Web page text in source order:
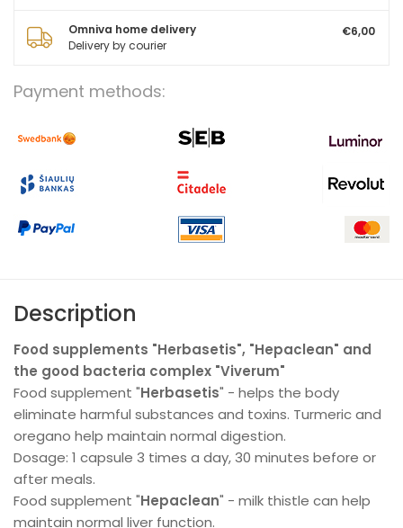
Omniva home delivery
Delivery by courier
€6,00
Payment methods:
Description
Food supplements "Herbasetis", "Hepaclean" and
the good bacteria complex "Viverum"
Food supplement "Herbasetis" - helps the body
eliminate harmful substances and toxins. Turmeric and
oregano help maintain normal digestion.
Dosage: 1 capsule 3 times a day, 30 minutes before or
after meals.
Food supplement "Hepaclean" - milk thistle can help
maintain normal liver function.